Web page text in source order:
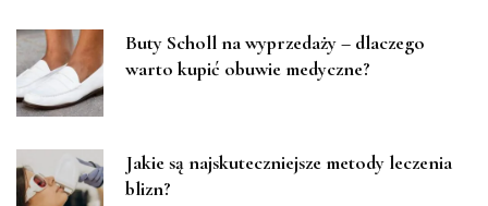
Buty Scholl na wyprzedaży – dlaczego
warto kupić obuwie medyczne?
Jakie są najskuteczniejsze metody leczenia
blizn?